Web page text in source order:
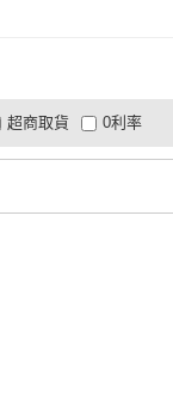
電視購物
超商取貨 0利率